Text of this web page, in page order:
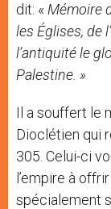
dit: « Mémoire
les Églises, de
l’antiquité le
Palestine. »
Il a souffert le
Dioclétien qui
305. Celui-ci
l’empire à
spécialement